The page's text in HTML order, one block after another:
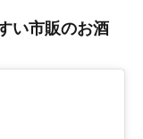
い市販のお酒